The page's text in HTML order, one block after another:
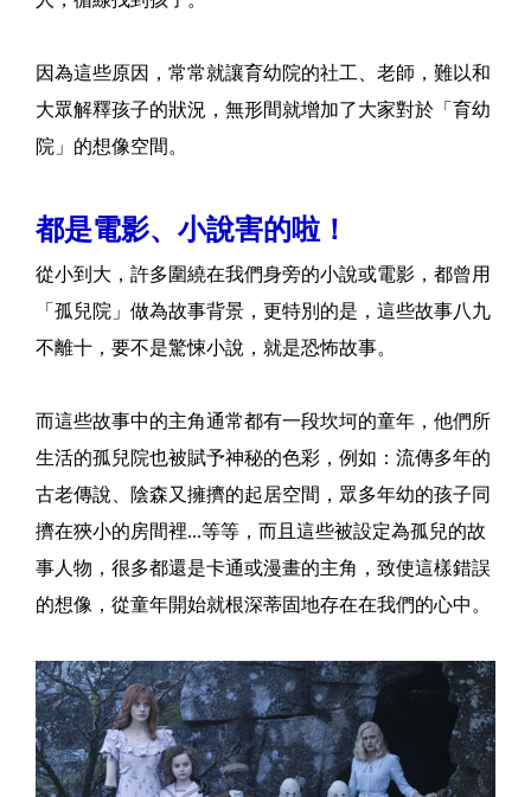
因為這些原因，常常就讓育幼院的社工、老師，難以和
大眾解釋孩子的狀況，無形間就增加了大家對於「育幼
院」的想像空間。
都是電影、小說害的啦！
從小到大，許多圍繞在我們身旁的小說或電影，都曾用
「孤兒院」做為故事背景，更特別的是，這些故事八九
不離十，要不是驚悚小說，就是恐怖故事。
而這些故事中的主角通常都有一段坎坷的童年，他們所
生活的孤兒院也被賦予神秘的色彩，例如：流傳多年的
古老傳說、陰森又擁擠的起居空間，眾多年幼的孩子同
擠在狹小的房間裡...等等，而且這些被設定為孤兒的故
事人物，很多都還是卡通或漫畫的主角，致使這樣錯誤
的想像，從童年開始就根深蒂固地存在在我們的心中。